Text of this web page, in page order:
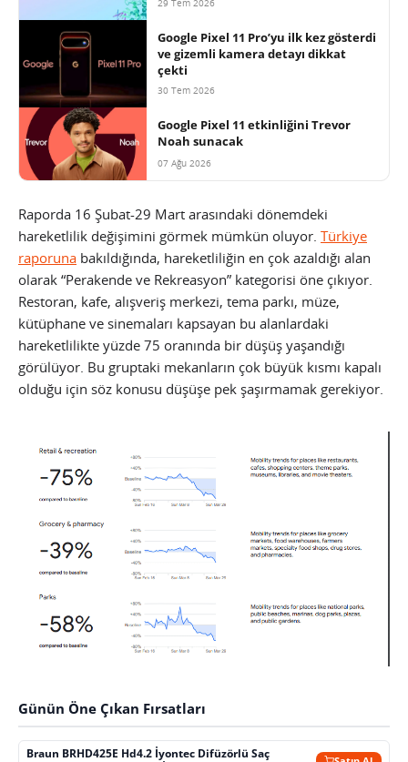
29 Tem 2026
Google Pixel 11 Pro’yu ilk kez gösterdi
ve gizemli kamera detayı dikkat
çekti
30 Tem 2026
Google Pixel 11 etkinliğini Trevor
Noah sunacak
07 Ağu 2026
Raporda 16 Şubat-29 Mart arasındaki dönemdeki
hareketlilik değişimini görmek mümkün oluyor. Türkiye
raporuna bakıldığında, hareketliliğin en çok azaldığı alan
olarak “Perakende ve Rekreasyon” kategorisi öne çıkıyor.
Restoran, kafe, alışveriş merkezi, tema parkı, müze,
kütüphane ve sinemaları kapsayan bu alanlardaki
hareketlilikte yüzde 75 oranında bir düşüş yaşandığı
görülüyor. Bu gruptaki mekanların çok büyük kısmı kapalı
olduğu için söz konusu düşüşe pek şaşırmamak gerekiyor.
Günün Öne Çıkan Fırsatları
Braun BRHD425E Hd4.2 İyontec Difüzörlü Saç